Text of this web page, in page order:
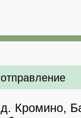
отправление
д. Кромино,